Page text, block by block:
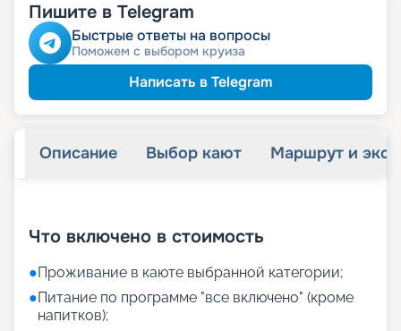
Пишите в Telegram
Быстрые ответы на вопросы
Поможем с выбором круиза
Написать в Telegram
Описание Выбор кают Маршрут и
Что включено в стоимость
●Проживание в каюте выбранной категории;
●Питание по программе "все включено" (кроме
напитков);